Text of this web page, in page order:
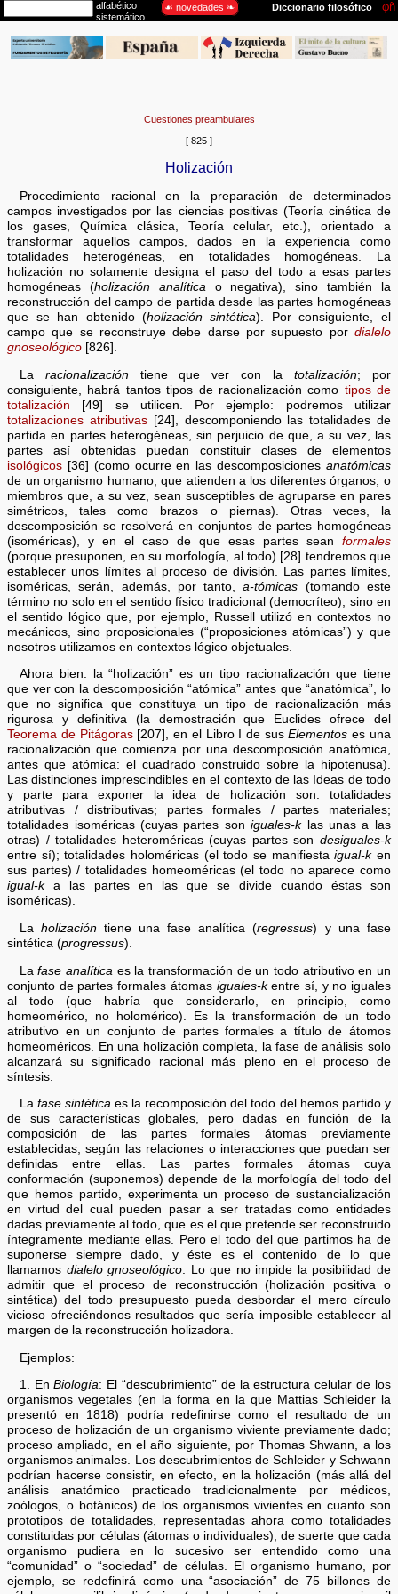
Cuestiones preambulares
[ 825 ]
Holización
Procedimiento racional en la preparación de determinados
campos investigados por las ciencias positivas (Teoría cinética de
los gases, Química clásica, Teoría celular, etc.), orientado a
transformar aquellos campos, dados en la experiencia como
totalidades heterogéneas, en totalidades homogéneas. La
holización no solamente designa el paso del todo a esas partes
homogéneas (holización analíticao negativa), sino también la
reconstrucción del campo de partida desde las partes homogéneas
que se han obtenido (holización sintética). Por consiguiente, el
campo que se reconstruye debe darse por supuesto por dialelo
gnoseológico [826].
La racionalizacióntiene que ver con la totalización; por
consiguiente, habrá tantos tipos de racionalización como tipos de
totalización [49] se utilicen. Por ejemplo: podremos utilizar
totalizaciones atributivas[24], descomponiendo las totalidades de
partida en partes heterogéneas, sin perjuicio de que, a su vez, las
partes así obtenidas puedan constituir clases de elementos
isológicos [36] (como ocurre en las descomposiciones anatómicas
de un organismo humano, que atienden a los diferentes órganos, o
miembros que, a su vez, sean susceptibles de agruparse en pares
simétricos, tales como brazos o piernas). Otras veces, la
descomposición se resolverá en conjuntos de partes homogéneas
(isoméricas), y en el caso de que esas partes sean formales
(porque presuponen, en su morfología, al todo) [28] tendremos que
establecer unos límites al proceso de división. Las partes límites,
isoméricas, serán, además, por tanto,a-tómicas (tomando este
término no solo en el sentido físico tradicional (democríteo), sino en
el sentido lógico que, por ejemplo, Russell utilizó en contextos no
mecánicos, sino proposicionales (“proposiciones atómicas”) y que
nosotros utilizamos en contextos lógico objetuales.
Ahora bien: la “holización” es un tipo racionalización que tiene
que ver con la descomposición “atómica” antes que “anatómica”, lo
que no significa que constituya un tipo de racionalización más
rigurosa y definitiva (la demostración que Euclides ofrece del
Teorema de Pitágoras[207], en el Libro I de susElementos es una
racionalización que comienza por una descomposición anatómica,
antes que atómica: el cuadrado construido sobre la hipotenusa).
Las distinciones imprescindibles en el contexto de las Ideas de todo
y parte para exponer la idea de holización son: totalidades
atributivas / distributivas; partes formales / partes materiales;
totalidades isoméricas (cuyas partes soniguales-klas unas a las
otras) / totalidades heteroméricas (cuyas partes son desiguales-k
entre sí); totalidades holoméricas (el todo se manifiestaigual-ken
sus partes) / totalidades homeoméricas (el todo no aparece como
igual-ka las partes en las que se divide cuando éstas son
isoméricas).
La holizacióntiene una fase analítica (regressus) y una fase
sintética (progressus).
Lafase analítica es la transformación de un todo atributivo en un
conjunto de partes formales átomas iguales-kentre sí, y no iguales
al todo (que habría que considerarlo, en principio, como
homeomérico, no holomérico). Es la transformación de un todo
atributivo en un conjunto de partes formales a título de átomos
homeoméricos. En una holización completa, la fase de análisis solo
alcanzará su significado racional más pleno en el proceso de
síntesis.
La fase sintéticaes la recomposición del todo del hemos partido y
de sus características globales, pero dadas en función de la
composición de las partes formales átomas previamente
establecidas, según las relaciones o interacciones que puedan ser
definidas entre ellas. Las partes formales átomas cuya
conformación (suponemos) depende de la morfología del todo del
que hemos partido, experimenta un proceso de sustancialización
en virtud del cual pueden pasar a ser tratadas como entidades
dadas previamente al todo, que es el que pretende ser reconstruido
íntegramente mediante ellas. Pero el todo del que partimos ha de
suponerse siempre dado, y éste es el contenido de lo que
llamamos dialelo gnoseológico. Lo que no impide la posibilidad de
admitir que el proceso de reconstrucción (holización positiva o
sintética) del todo presupuesto pueda desbordar el mero círculo
vicioso ofreciéndonos resultados que sería imposible establecer al
margen de la reconstrucción holizadora.
Ejemplos:
1. EnBiología: El “descubrimiento” de la estructura celular de los
organismos vegetales (en la forma en la que Mattias Schleider la
presentó en 1818) podría redefinirse como el resultado de un
proceso de holización de un organismo viviente previamente dado;
proceso ampliado, en el año siguiente, por Thomas Shwann, a los
organismos animales. Los descubrimientos de Schleider y Schwann
podrían hacerse consistir, en efecto, en la holización (más allá del
análisis anatómico practicado tradicionalmente por médicos,
zoólogos, o botánicos) de los organismos vivientes en cuanto son
prototipos de totalidades, representadas ahora como totalidades
constituidas por células (átomas o individuales), de suerte que cada
organismo pudiera en lo sucesivo ser entendido como una
“comunidad” o “sociedad” de células. El organismo humano, por
ejemplo, se redefinirá como una “asociación” de 75 billones de